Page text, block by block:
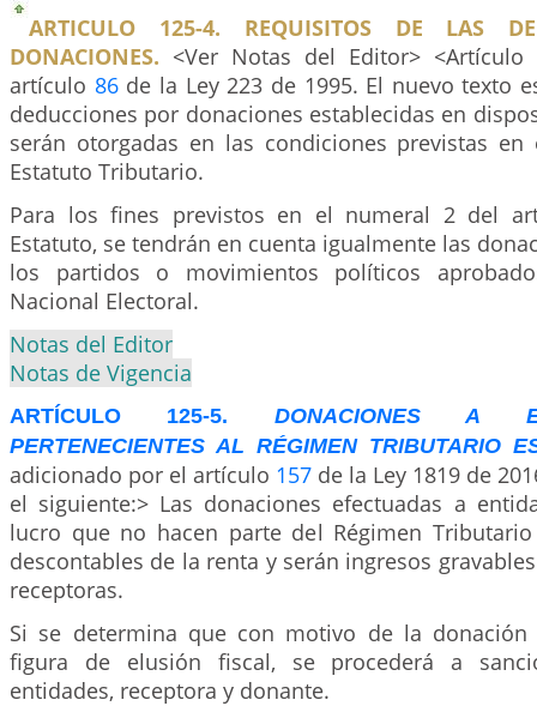
ARTICULO 125-4. REQUISITOS DE LAS
DONACIONES. <Ver Notas del Editor>
artículo 86de la Ley 223 de 1995. El nuevo texto
deducciones por donaciones establecidas en
serán otorgadas en las condiciones previstas
Estatuto Tributario.
Para los fines previstos en el numeral 2 del
Estatuto, se tendrán en cuenta igualmente las
los partidos o movimientos políticos
Nacional Electoral.
Notas del Editor
Notas de Vigencia
ARTÍCULO 125-5. DONACIONES A
PERTENECIENTES AL RÉGIMEN TRIBUTARIO
adicionado por el artículo 157 de la Ley 1819 de
el siguiente:> Las donaciones efectuadas a
lucro que no hacen parte del Régimen
descontables de la renta y serán ingresos
receptoras.
Si se determina que con motivo de la donación
figura de elusión fiscal, se procederá a
entidades, receptora y donante.